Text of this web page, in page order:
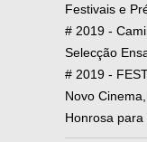
Festivais e
# 2019 -
Selecção
# 2019 -
Novo
Honrosa